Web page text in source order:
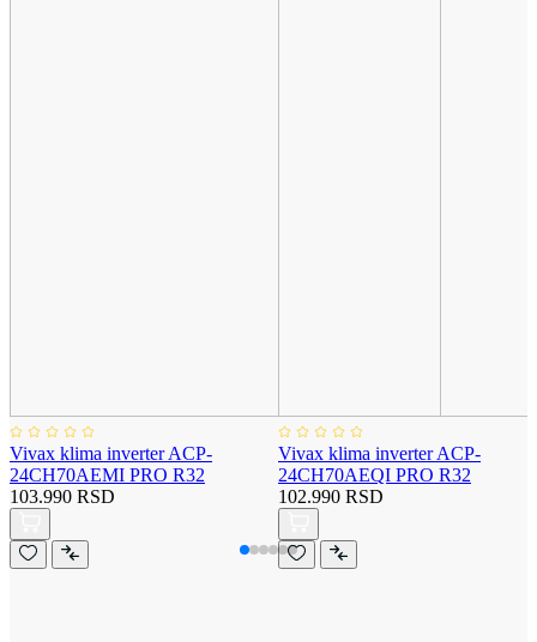
Vivax klima inverter ACP-
24CH70AEMI PRO R32
103.990 RSD
Vivax klima inverter ACP-
24CH70AEQI PRO R32
102.990 RSD